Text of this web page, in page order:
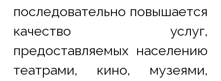
последовательно повышается
качество услуг,
предоставляемых населению
театрами, кино, музеями,